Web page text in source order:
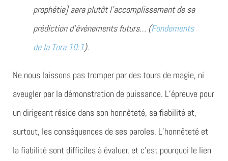
prophétie] sera plutôt l’accomplissement de sa
prédiction d’événements futurs… (Fondements
de la Tora 10:1).
Ne nous laissons pas tromper par des tours de magie, ni
aveugler par la démonstration de puissance. L’épreuve pour
un dirigeant réside dans son honnêteté, sa fiabilité et,
surtout, les conséquences de ses paroles. L’honnêteté et
la fiabilité sont difficiles à évaluer, et c’est pourquoi le lien